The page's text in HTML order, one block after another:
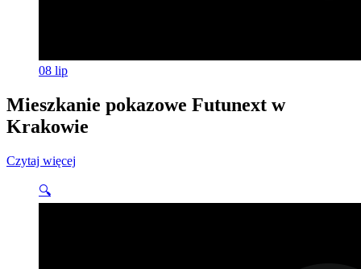
08 lip
Mieszkanie pokazowe Futunext w
Krakowie
Czytaj więcej
🔍